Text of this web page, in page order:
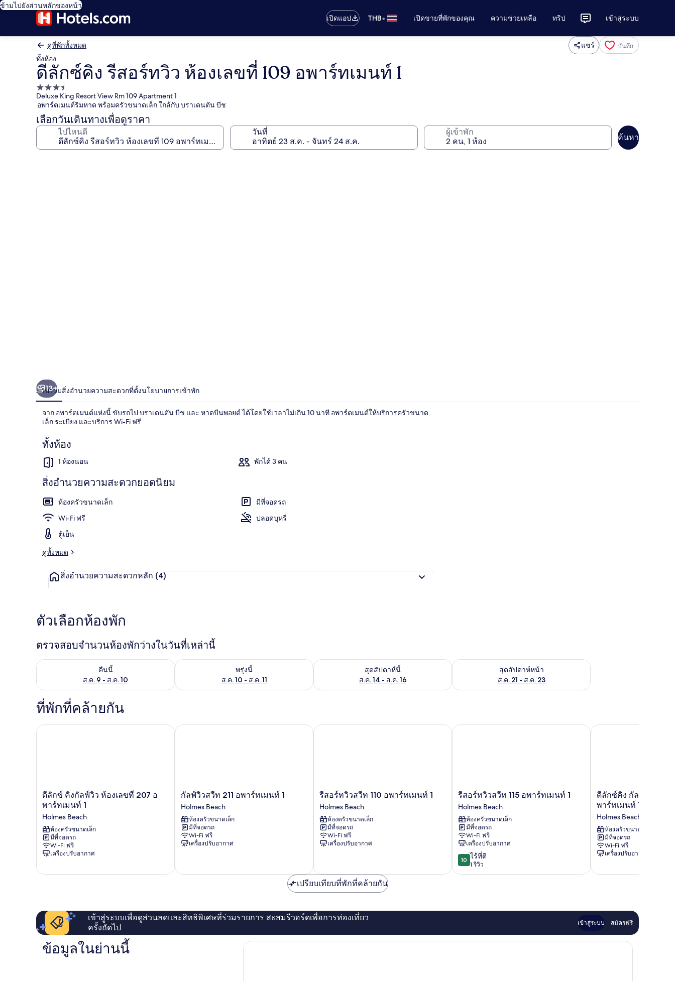
ข้ามไปยังส่วนหลักของหน้า
เปิดแอป
THB• เปิดขายที่พักของคุณ ความช่วยเหลือ ทริป เข้าสู่ระบบ
ดูที่พักทั้งหมด แชร์ บันทึก
ทั้งห้อง
ดีลักซ์คิง รีสอร์ทวิว ห้องเลขที่ 109 อพาร์ทเมนท์ 1
ที่พัก
3.5
ดาว
Deluxe King Resort View Rm 109 Apartment 1
อพาร์ตเมนต์ริมหาด พร้อมครัวขนาดเล็ก ใกล้กับ บราเดนตัน บีช
เลือกวันเดินทางเพื่อดูราคา
ไปไหนดี วันที่ ผู้เข้าพัก
ค้นหา
109
อ
พาร์
เม
นท์
อพาร์ทเมนท์ | สระว่ายน้ำกลางแจ้ง
13+
ภาพรวมสิ่งอำนวยความสะดวกที่ตั้งนโยบายการเข้าพัก
จาก อพาร์ตเมนต์แห่งนี้ ขับรถไป บราเดนตัน บีช และ หาดบีนพอยต์ ได้โดยใช้เวลาไม่เกิน 10 นาที อพาร์ตเมนต์ให้บริการครัวขนาด
เล็ก ระเบียง และบริการ Wi-Fi ฟรี
ทั้งห้อง
1 ห้องนอน พักได้ 3 คน
สิ่งอำนวยความสะดวกยอดนิยม
ห้องครัวขนาดเล็ก
มีที่จอดรถ
Wi-Fi ฟรี
ปลอดบุหรี่
ตู้เย็น
ดูทั้งหมด
สิ่งอำนวยความสะดวกหลัก (4)
ตัวเลือกห้องพัก
ตรวจสอบจำนวนห้องพักว่างในวันที่เหล่านี้
คืนนี้
ส.ค. 9 - ส.ค. 10
ตรวจสอบจำนวนห้องพักว่างในคืนนี้ ส.ค. 9 - ส.ค. 10
พรุ่งนี้
ส.ค. 10 - ส.ค. 11
ตรวจสอบจำนวนห้องพักว่างในพรุ่งนี้ ส.ค. 10 - ส.ค. 11
สุดสัปดาห์นี้
ส.ค. 14 - ส.ค. 16
ตรวจสอบจำนวนห้องพักว่างในสุดสัปดาห์นี้ ส.ค. 14 - ส.ค. 16สุดสัปดาห์หน้า
ส.ค. 21 - ส.ค. 23
ตรวจสอบจำนวนห้องพักว่างในสุดสัปดาห์หน้า ส.ค. 21 - ส.ค. 23
ที่พักที่คล้ายกัน
ดี
ลัก
คิง
กัลฟ์
วิว
ห้อง
เลข
207
เม
นท์
1
Beach
ดีลักซ์ คิงกัลฟ์วิว ห้องเลขที่ 207 อ
พาร์ทเมนท์ 1
Holmes Beach
ห้องครัวขนาดเล็ก
มีที่จอดรถ
Wi-Fi ฟรี
เครื่องปรับอากาศ
ดีลักซ์ คิงกัลฟ์วิว ห้องเลขที่ 207 อพาร์ทเมนท์ 1
กัลฟ์
วิว
สวีท
211
อ
พาร์
ท
1
กัลฟ์วิวสวีท 211 อพาร์ทเมนท์ 1
Holmes Beach
ห้องครัวขนาดเล็ก
มีที่จอดรถ
Wi-Fi ฟรี
เครื่องปรับอากาศ
กัลฟ์วิวสวีท 211 อพาร์ทเมนท์ 1
รีสอร์ท
วิว
สวีท
110
อ
พาร์
ท
1
Holmes
Beach
รีสอร์ทวิวสวีท 110 อพาร์ทเมนท์ 1
Holmes Beach
ห้องครัวขนาดเล็ก
มีที่จอดรถ
Wi-Fi ฟรี
เครื่องปรับอากาศ
รีสอร์ทวิวสวีท 110 อพาร์ทเมนท์ 1
รีสอร์ท
วิว
สวีท
115
อ
พาร์
ท
เม
นท์
1
รีสอร์ทวิวสวีท 115 อพาร์ทเมนท์ 1
Holmes Beach
ห้องครัวขนาดเล็ก
มีที่จอดรถ
Wi-Fi ฟรี
เครื่องปรับอากาศ
10.0
จาก
10,
1
10 ไร้ที่ติ
1 รีวิว
รีสอร์ทวิวสวีท 115 อพาร์ทเมนท์ 1
ดี
ลัก
คิง
กัลฟ์
วิว
ห้อง
เลข
212
เม
นท์
ดีลักซ์คิง กัลฟ์วิว ห้อง
พาร์ทเมนท์ 1
Holmes Beach
ห้องครัวขนาดเล็ก
มีที่จอดรถ
Wi-Fi ฟรี
เครื่องปรับอากาศ
ดีลักซ์คิง กัลฟ์วิว ห้องเล
เปรียบเทียบที่พักที่คล้ายกัน
เข้าสู่ระบบเพื่อดูส่วนลดและสิทธิพิเศษที่ร่วมรายการ สะสมรีวอร์ดเพื่อการท่องเที่ยว
ครั้งถัดไป
เข้าสู่ระบบ สมัครฟรี
ข้อมูลในย่านนี้